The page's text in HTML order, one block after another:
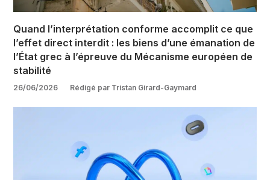
Quand l’interprétation conforme accomplit ce que
l’effet direct interdit : les biens d’une émanation de
l’État grec à l’épreuve du Mécanisme européen de
stabilité
26/06/2026 Rédigé par Tristan Girard-Gaymard